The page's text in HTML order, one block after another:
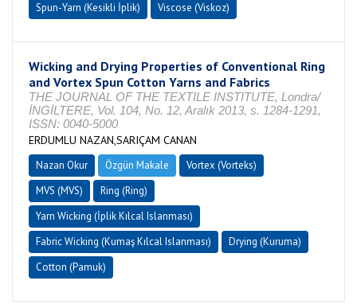
Spun-Yarn (Kesikli İplik)
Viscose (Viskoz)
Wicking and Drying Properties of Conventional Ring
and Vortex Spun Cotton Yarns and Fabrics
THE JOURNAL OF THE TEXTILE INSTITUTE, Londra/
İNGİLTERE, Vol. 104, No. 12, Aralık 2013, s. 1284-1291,
ISSN: 0040-5000
ERDUMLU NAZAN,SARIÇAM CANAN
Nazan Okur Özgün Makale
Vortex (Vorteks)
MVS (MVS)
Ring (Ring)
Yarn Wicking (İplik Kılcal Islanması)
Fabric Wicking (Kumaş Kılcal Islanması)
Drying (Kuruma)
Cotton (Pamuk)